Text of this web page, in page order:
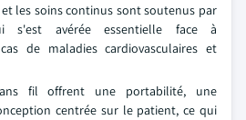
les soins continus sont soutenus par
s'est avérée essentielle face à
de maladies cardiovasculaires et
fil offrent une portabilité, une
centrée sur le patient, ce qui